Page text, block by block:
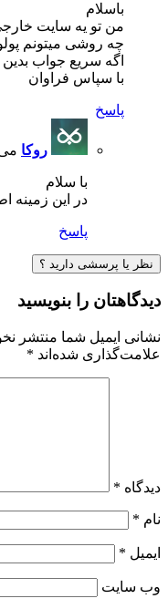
باسلام
من تو یه سایت
چه روشی میتونم
اگه سریع جواب
با سپاس فراوان
پاسخ
روکا
با سلام
در این زمینه
پاسخ
نظر یا پرسشی دارید ؟
دیدگاهتان را بنویسید
نشانی ایمیل شما منتشر
علامت‌گذاری شده‌اند *
دیدگاه *
نام *
ایمیل *
وب‌ سایت